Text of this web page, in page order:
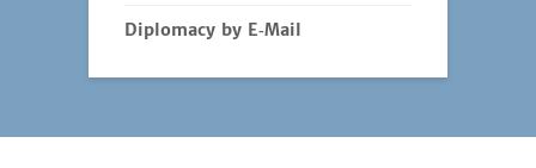
Diplomacy by E‑Mail